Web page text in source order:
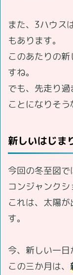
また、3ハウス
もあります。
このあたりの
すね。
でも、先走り
ことになりそ
新しいはじま
今回の冬至図
コンジャンクシ
これは、太陽
す。
今、新しい一日
この三か月は、